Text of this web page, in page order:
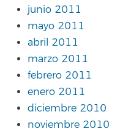
junio 2011
mayo 2011
abril 2011
marzo 2011
febrero 2011
enero 2011
diciembre 2010
noviembre 2010